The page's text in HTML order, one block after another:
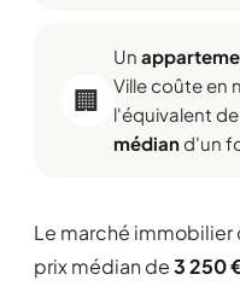
🏢
Un
Ville coûte en
l'équivalent de
médiand'un
Le marché
prix médian de3 250